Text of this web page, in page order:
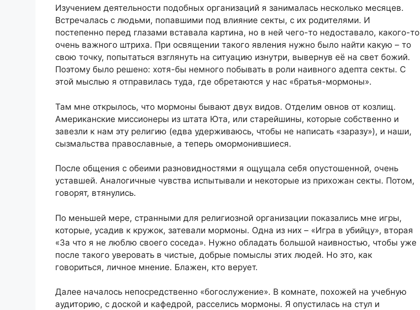
Изучением деятельности подобных организаций я занималась несколько месяцев.
Встречалась с людьми, попавшими под влияние секты, с их родителями. И
постепенно перед глазами вставала картина, но в ней чего-то недоставало, какого-то
очень важного штриха. При освящении такого явления нужно было найти какую – то
свою точку, попытаться взглянуть на ситуацию изнутри, вывернув её на свет божий.
Поэтому было решено: хотя-бы немного побывать в роли наивного адепта секты. С
этой мыслью я отправилась туда, где обретаются у нас «братья-мормоны».
Там мне открылось, что мормоны бывают двух видов. Отделим овнов от козлищ.
Американские миссионеры из штата Юта, или старейшины, которые собственно и
завезли к нам эту религию (едва удерживаюсь, чтобы не написать «заразу»), и наши,
сызмальства православные, а теперь омормонившиеся.
После общения с обеими разновидностями я ощущала себя опустошенной, очень
уставшей. Аналогичные чувства испытывали и некоторые из прихожан секты. Потом,
говорят, втянулись.
По меньшей мере, странными для религиозной организации показались мне игры,
которые, усадив к кружок, затевали мормоны. Одна из них – «Игра в убийцу», вторая
«За что я не люблю своего соседа». Нужно обладать большой наивностью, чтобы уже
после такого уверовать в чистые, добрые помыслы этих людей. Но это, как
говориться, личное мнение. Блажен, кто верует.
Далее началось непосредственно «богослужение». В комнате, похожей на учебную
аудиторию, с доской и кафедрой, расселись мормоны. Я опустилась на стул и